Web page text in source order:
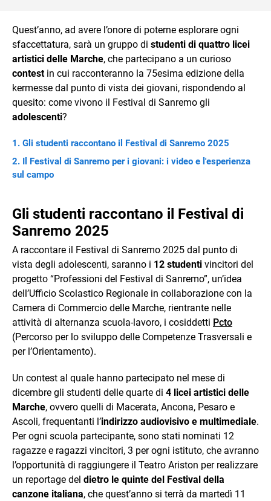
Quest’anno, ad avere l’onore di poterne esplorare ogni
sfaccettatura, sarà un gruppo di studenti di quattro licei
artistici delle Marche, che partecipano a un curioso
contestin cui racconteranno la 75esima edizione della
kermesse dal punto di vista dei giovani, rispondendo al
quesito: come vivono il Festival di Sanremo gli
adolescenti?
Gli studenti raccontano il Festival di Sanremo 2025
Il Festival di Sanremo per i giovani: i video e l'esperienza
sul campo
Gli studenti raccontano il Festival di
Sanremo 2025
A raccontare il Festival di Sanremo 2025 dal punto di
vista degli adolescenti, saranno i 12 studenti vincitori del
progetto “Professioni del Festival di Sanremo”, un’idea
dell’Ufficio Scolastico Regionale in collaborazione con la
Camera di Commercio delle Marche, rientrante nelle
attività di alternanza scuola-lavoro, i cosiddetti Pcto
(Percorso per lo sviluppo delle Competenze Trasversali e
per l’Orientamento).
Un contest al quale hanno partecipato nel mese di
dicembre gli studenti delle quarte di 4 licei artistici delle
Marche, ovvero quelli di Macerata, Ancona, Pesaro e
Ascoli, frequentanti l’indirizzo audiovisivo e multimediale.
Per ogni scuola partecipante, sono stati nominati 12
ragazze e ragazzi vincitori, 3 per ogni istituto, che avranno
l’opportunità di raggiungere il Teatro Ariston per realizzare
un reportage del dietro le quinte del Festival della
canzone italiana, che quest’anno si terrà da martedì 11